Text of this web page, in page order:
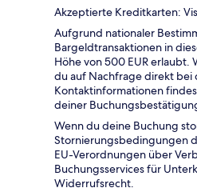
Akzeptierte Kreditkarten:
Aufgrund nationaler
Bargeldtransaktionen in
Höhe von 500 EUR
du auf Nachfrage direkt bei
Kontaktinformationen
deiner
Wenn du deine Buchung
Stornierungsbedingungen
EU-Verordnungen über
Buchungsservices für
Widerrufsrecht.